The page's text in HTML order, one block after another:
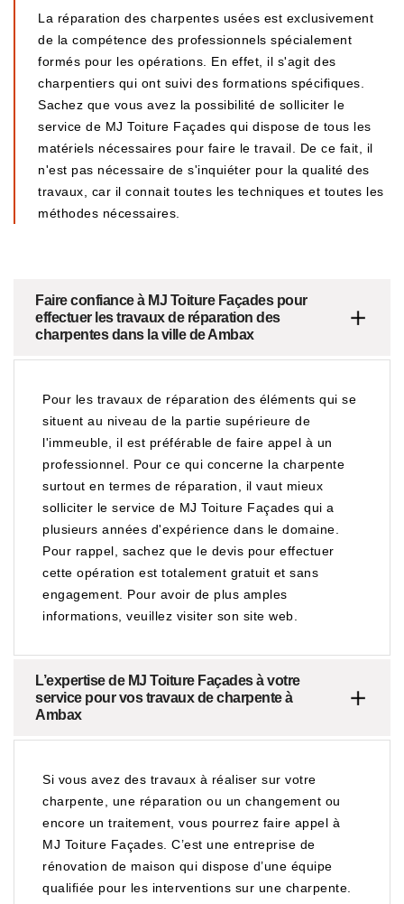
La réparation des charpentes usées est exclusivement
de la compétence des professionnels spécialement
formés pour les opérations. En effet, il s'agit des
charpentiers qui ont suivi des formations spécifiques.
Sachez que vous avez la possibilité de solliciter le
service de MJ Toiture Façades qui dispose de tous les
matériels nécessaires pour faire le travail. De ce fait, il
n'est pas nécessaire de s'inquiéter pour la qualité des
travaux, car il connait toutes les techniques et toutes les
méthodes nécessaires.
Faire confiance à MJ Toiture Façades pour
effectuer les travaux de réparation des
charpentes dans la ville de Ambax
Pour les travaux de réparation des éléments qui se
situent au niveau de la partie supérieure de
l'immeuble, il est préférable de faire appel à un
professionnel. Pour ce qui concerne la charpente
surtout en termes de réparation, il vaut mieux
solliciter le service de MJ Toiture Façades qui a
plusieurs années d'expérience dans le domaine.
Pour rappel, sachez que le devis pour effectuer
cette opération est totalement gratuit et sans
engagement. Pour avoir de plus amples
informations, veuillez visiter son site web.
L’expertise de MJ Toiture Façades à votre
service pour vos travaux de charpente à
Ambax
Si vous avez des travaux à réaliser sur votre
charpente, une réparation ou un changement ou
encore un traitement, vous pourrez faire appel à
MJ Toiture Façades. C’est une entreprise de
rénovation de maison qui dispose d’une équipe
qualifiée pour les interventions sur une charpente.